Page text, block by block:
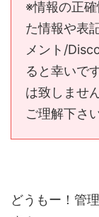
※情報の正
た情報や表
メント/
ると幸いで
は致しませ
ご理解下さ
どうもー！管